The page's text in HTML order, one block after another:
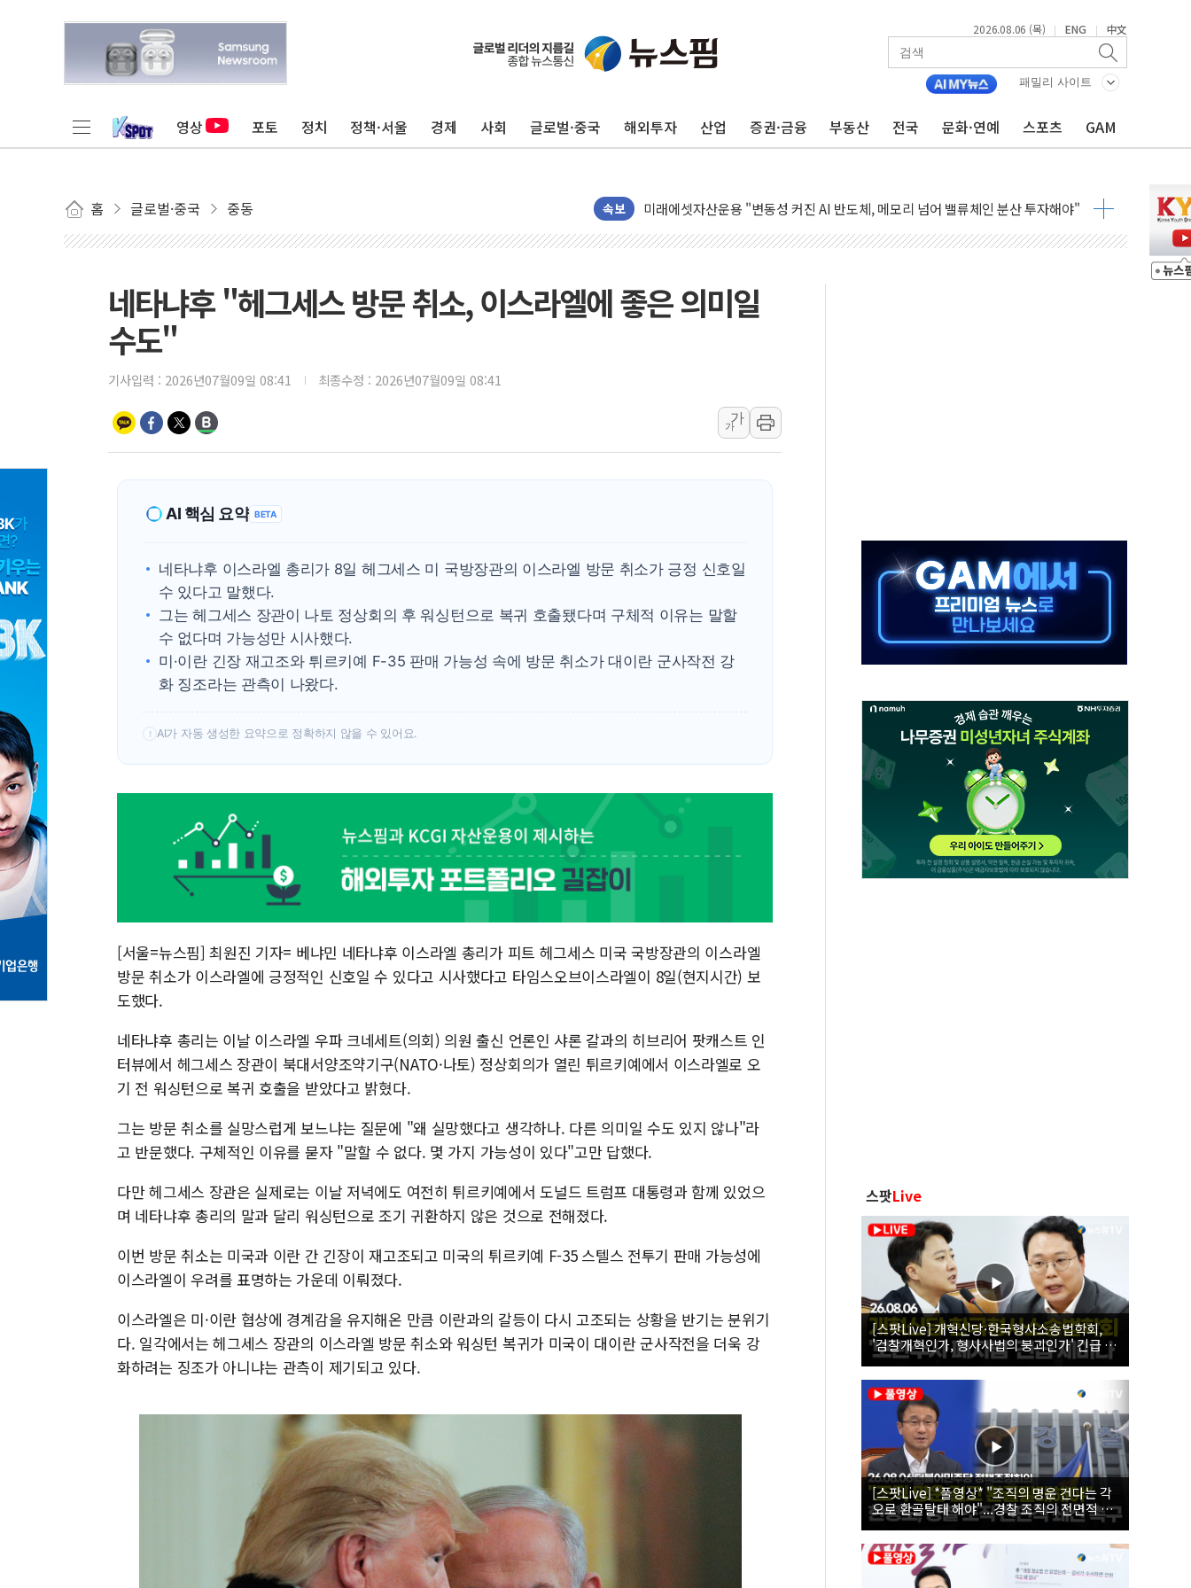
2026.08.06 (목) | ENG | 中文
패밀리 사이트
영상 포토 정치 정책·서울 경제 사회 글로벌·중국 해외투자 산업 증권·금융 부동산 전국 문화·연예 스포츠 GAM
홈 글로벌·중국 중동 속보
현대리바트, '2026 코리아빌드위크' 참가…리모델링 상담 제공
[K메이커] 코셔에서 할랄까지…대상, 종가가 넘은 건 국경 아닌 '식문화 장벽'
[특징주] 비철금속 업종 11% 급등…구리 가격 상승 전망 부각
흥국자산운용, 코스닥 성장주 담은 채권혼합 펀드 2종 출시
외국인 돌아왔지만 …'삼전·하이닉스'는 사고 급등주는 팔았다
미래에셋자산운용 "변동성 커진 AI 반도체, 메모리 넘어 밸류체인 분산 투자해야"
반도체 대형주 급락에 코스피 4%↓…매도 사이드카 발동
더본코리아 홍콩반점, '부산 돼지국밥짬뽕' 2주간 전국 한시 판매
카카오, 'AI 수익화' 내년 상반기부터 본격화
경찰, '홍명보 감독 선임 의혹' 축구협회 압수수색
네타냐후 "헤그세스 방문 취소, 이스라엘에 좋은 의미일
수도"
기사입력 : 2026년07월09일 08:41 최종수정 : 2026년07월09일 08:41
가
가
AI 핵심 요약 BETA
네타냐후 이스라엘 총리가 8일 헤그세스 미 국방장관의 이스라엘 방문 취소가 긍정 신호일
수 있다고 말했다.
그는 헤그세스 장관이 나토 정상회의 후 워싱턴으로 복귀 호출됐다며 구체적 이유는 말할
수 없다며 가능성만 시사했다.
미·이란 긴장 재고조와 튀르키예 F-35 판매 가능성 속에 방문 취소가 대이란 군사작전 강
화 징조라는 관측이 나왔다.
! AI가 자동 생성한 요약으로 정확하지 않을 수 있어요.
[서울=뉴스핌] 최원진 기자= 베냐민 네타냐후 이스라엘 총리가 피트 헤그세스 미국 국방장관의 이스라엘
방문 취소가 이스라엘에 긍정적인 신호일 수 있다고 시사했다고 타임스오브이스라엘이 8일(현지시간) 보
도했다.
네타냐후 총리는 이날 이스라엘 우파 크네세트(의회) 의원 출신 언론인 샤론 갈과의 히브리어 팟캐스트 인
터뷰에서 헤그세스 장관이 북대서양조약기구(NATO·나토) 정상회의가 열린 튀르키예에서 이스라엘로 오
기 전 워싱턴으로 복귀 호출을 받았다고 밝혔다.
그는 방문 취소를 실망스럽게 보느냐는 질문에 "왜 실망했다고 생각하나. 다른 의미일 수도 있지 않나"라
고 반문했다. 구체적인 이유를 묻자 "말할 수 없다. 몇 가지 가능성이 있다"고만 답했다.
다만 헤그세스 장관은 실제로는 이날 저녁에도 여전히 튀르키예에서 도널드 트럼프 대통령과 함께 있었으
며 네타냐후 총리의 말과 달리 워싱턴으로 조기 귀환하지 않은 것으로 전해졌다.
이번 방문 취소는 미국과 이란 간 긴장이 재고조되고 미국의 튀르키예 F-35 스텔스 전투기 판매 가능성에
이스라엘이 우려를 표명하는 가운데 이뤄졌다.
이스라엘은 미·이란 협상에 경계감을 유지해온 만큼 이란과의 갈등이 다시 고조되는 상황을 반기는 분위기
다. 일각에서는 헤그세스 장관의 이스라엘 방문 취소와 워싱턴 복귀가 미국이 대이란 군사작전을 더욱 강
화하려는 징조가 아니냐는 관측이 제기되고 있다.
스팟Live
[스팟Live] 개혁신당·한국형사소송법학회,
'검찰개혁인가, 형사사법의 붕괴인가' 긴급 세
미나｜26.08.06
[스팟Live] *풀영상* "조직의 명운 건다는 각
오로 환골탈태 해야"...경찰 조직의 전면적 쇄
신 촉구한 한병도 | 26.08.06 더불어민주당 정
책조정회의